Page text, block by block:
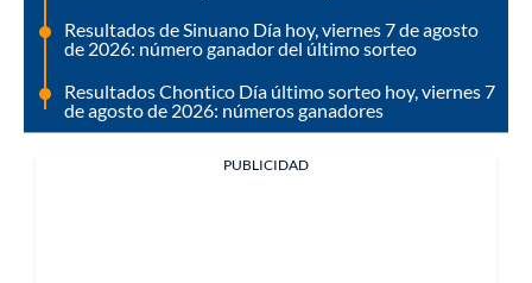
Resultados de Sinuano Día hoy, viernes 7 de agosto
de 2026: número ganador del último sorteo
Resultados Chontico Día último sorteo hoy, viernes 7
de agosto de 2026: números ganadores
PUBLICIDAD